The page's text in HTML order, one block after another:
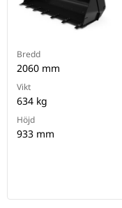
Bredd
2060 mm
Vikt
634 kg
Höjd
933 mm